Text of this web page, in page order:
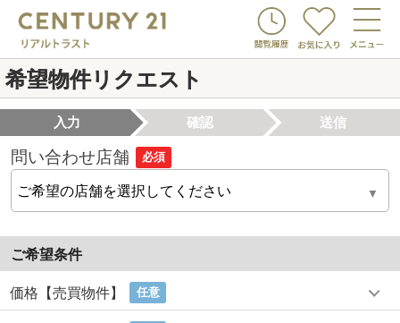
希望物件リクエスト
入力 確認 送信
問い合わせ店舗 必須
ご希望条件
価格【売買物件】 任意